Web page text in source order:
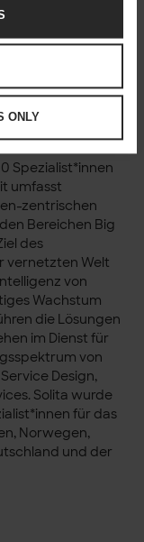
ONLY
Spezialist*innen
umfasst
zentrischen
Bereichen Big
des
vernetzten Welt
von
Wachstum
die Lösungen
im Dienst für
von
Design,
Solita wurde
für das
Norwegen,
und der